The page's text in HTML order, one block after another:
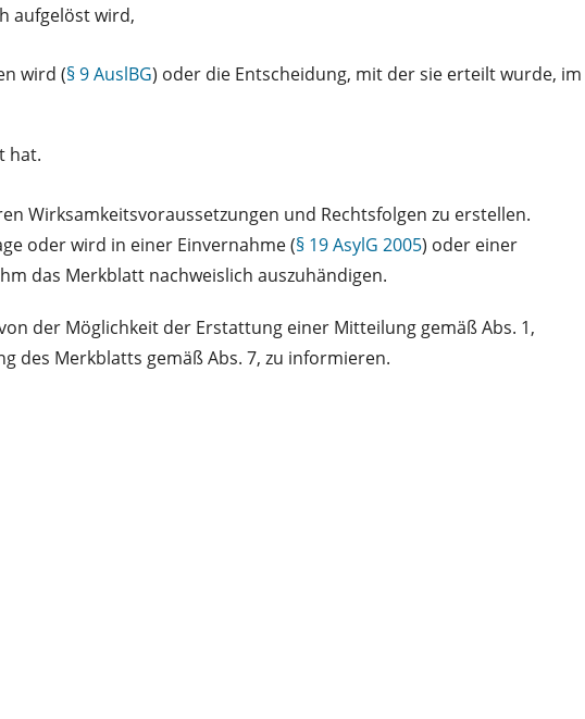
aufgelöst wird,
wird (§ 9 AuslBG) oder die Entscheidung, mit der sie erteilt wurde, im
hat.
Wirksamkeitsvoraussetzungen und Rechtsfolgen zu erstellen.
oder wird in einer Einvernahme (§ 19 AsylG 2005) oder einer
das Merkblatt nachweislich auszuhändigen.
der Möglichkeit der Erstattung einer Mitteilung gemäß Abs. 1,
des Merkblatts gemäß Abs. 7, zu informieren.